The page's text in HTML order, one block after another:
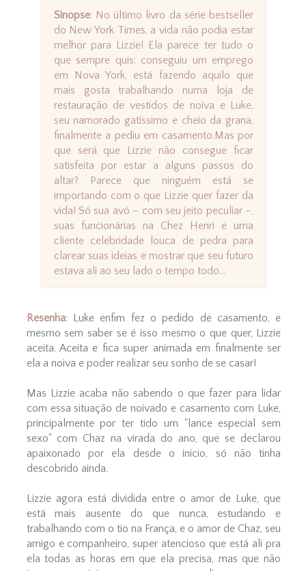
Sinopse: No último livro da série bestseller
do New York Times, a vida não podia estar
melhor para Lizzie! Ela parece ter tudo o
que sempre quis: conseguiu um emprego
em Nova York, está fazendo aquilo que
mais gosta trabalhando numa loja de
restauração de vestidos de noiva e Luke,
seu namorado gatíssimo e cheio da grana,
finalmente a pediu em casamento.Mas por
que será que Lizzie não consegue ficar
satisfeita por estar a alguns passos do
altar? Parece que ninguém está se
importando com o que Lizzie quer fazer da
vida! Só sua avó – com seu jeito peculiar –,
suas funcionárias na Chez Henri e uma
cliente celebridade louca de pedra para
clarear suas ideias e mostrar que seu futuro
estava ali ao seu lado o tempo todo...
Resenha: Luke enfim fez o pedido de casamento, e
mesmo sem saber se é isso mesmo o que quer, Lizzie
aceita. Aceita e fica super animada em finalmente ser
ela a noiva e poder realizar seu sonho de se casar!
Mas Lizzie acaba não sabendo o que fazer para lidar
com essa situação de noivado e casamento com Luke,
principalmente por ter tido um "lance especial sem
sexo" com Chaz na virada do ano, que se declarou
apaixonado por ela desde o início, só não tinha
descobrido ainda.
Lizzie agora está dividida entre o amor de Luke, que
está mais ausente do que nunca, estudando e
trabalhando com o tio na França, e o amor de Chaz, seu
amigo e companheiro, super atencioso que está alí pra
ela todas as horas em que ela precisa, mas que não